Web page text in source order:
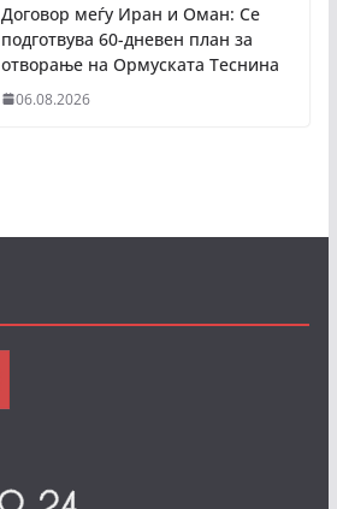
Договор меѓу Иран и Оман: Се
подготвува 60-дневен план за
отворање на Ормуската Теснина
06.08.2026